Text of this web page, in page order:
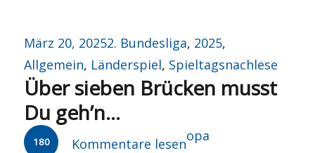
Veröffentlicht
am
März 20, 2025Kategorien
2. Bundesliga, 2025,
Allgemein, Länderspiel, Spieltagsnachlese
Über sieben Brücken musst
Du geh’n…
180 Kommentare lesen
Autor
opa